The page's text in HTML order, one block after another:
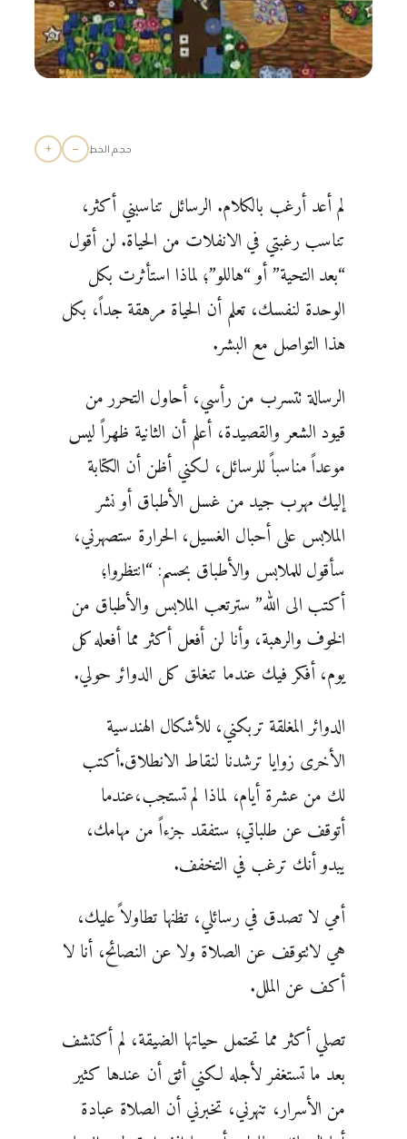
حجم الخط −
+
لم أعد أرغب بالكلام. الرسائل تناسبني أكثر،
تناسب رغبتي في الانفلات من الحياة. لن أقول
“بعد التحية” أو “هاللو”؛ لماذا استأثرت بكل
الوحدة لنفسك، تعلم أن الحياة مرهقة جداً، بكل
هذا التواصل مع البشر.
الرسالة تتسرب من رأسي، أحاول التحرر من
قيود الشعر والقصيدة، أعلم أن الثانية ظهراً ليس
موعداً مناسباً للرسائل، لكني أظن أن الكتابة
إليك مهرب جيد من غسل الأطباق أو نشر
الملابس على أحبال الغسيل، الحرارة ستصهرني،
سأقول للملابس والأطباق بحسم: “انتظروا؛
أكتب الى الله” سترتعب الملابس والأطباق من
الخوف والرهبة، وأنا لن أفعل أكثر مما أفعله كل
يوم، أفكر فيك عندما تنغلق كل الدوائر حولي.
الدوائر المغلقة تربكني، للأشكال الهندسية
الأخرى زوايا ترشدنا لنقاط الانطلاق.أكتب
لك من عشرة أيام، لماذا لم تستجب،عندما
أتوقف عن طلباتي؛ ستفقد جزءاً من مهامك،
يبدو أنك ترغب في التخفف.
أمي لا تصدق في رسائلي، تظنها تطاولا ًعليك،
هي لاتتوقف عن الصلاة ولا عن النصائح، أنا لا
أكف عن الملل.
تصلي أكثر مما تحتمل حياتها الضيقة، لم أكتشف
بعد ما تستغفر لأجله لكني أثق أن عندها كثير
من الأسرار، تنهرني، تخبرني أن الصلاة عبادة